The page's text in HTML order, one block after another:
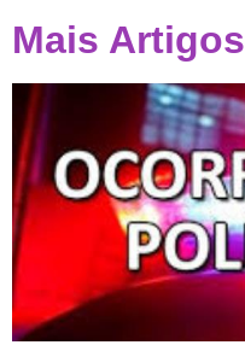
Mais Artigos